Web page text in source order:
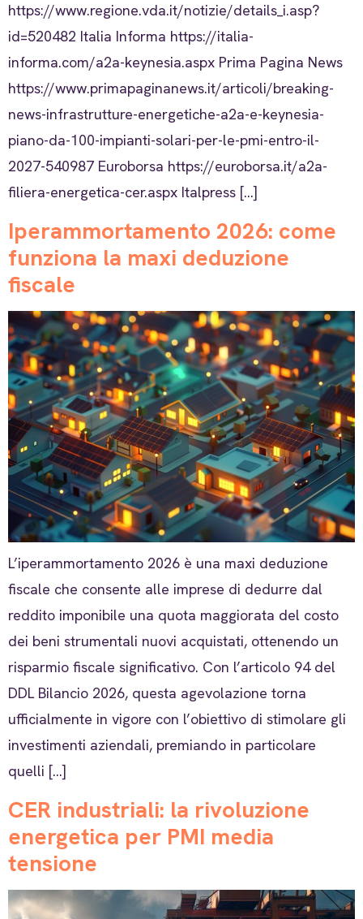
https://www.regione.vda.it/notizie/details_i.asp?
id=520482 Italia Informa https://italia-
informa.com/a2a-keynesia.aspx Prima Pagina News
https://www.primapaginanews.it/articoli/breaking-
news-infrastrutture-energetiche-a2a-e-keynesia-
piano-da-100-impianti-solari-per-le-pmi-entro-il-
2027-540987 Euroborsa https://euroborsa.it/a2a-
filiera-energetica-cer.aspx Italpress […]
Iperammortamento 2026: come
funziona la maxi deduzione
fiscale
L’iperammortamento 2026 è una maxi deduzione
fiscale che consente alle imprese di dedurre dal
reddito imponibile una quota maggiorata del costo
dei beni strumentali nuovi acquistati, ottenendo un
risparmio fiscale significativo. Con l’articolo 94 del
DDL Bilancio 2026, questa agevolazione torna
ufficialmente in vigore con l’obiettivo di stimolare gli
investimenti aziendali, premiando in particolare
quelli […]
CER industriali: la rivoluzione
energetica per PMI media
tensione